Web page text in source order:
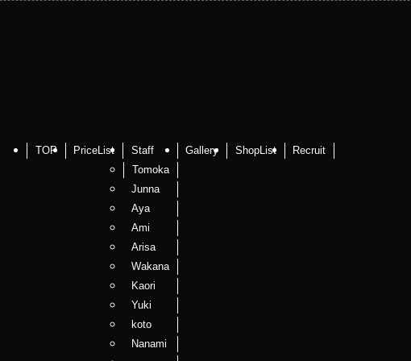
TOP PriceList
Staff
Tomoka
Junna
Aya
Ami
Arisa
Wakana
Kaori
Yuki
koto
Nanami
Gallery ShopList Recruit